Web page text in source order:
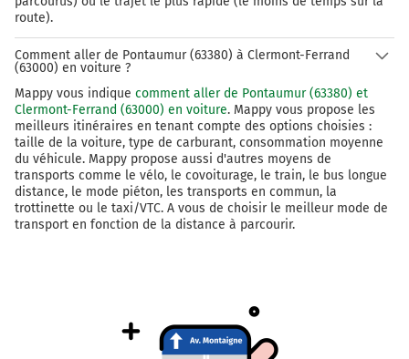
route).
Comment aller de Pontaumur (63380) à Clermont-Ferrand
(63000) en voiture ?
Mappy vous indique comment aller de Pontaumur (63380) et
Clermont-Ferrand (63000) en voiture. Mappy vous propose les
meilleurs itinéraires en tenant compte des options choisies :
taille de la voiture, type de carburant, consommation moyenne
du véhicule. Mappy propose aussi d'autres moyens de
transports comme le vélo, le covoiturage, le train, le bus longue
distance, le mode piéton, les transports en commun, la
trottinette ou le taxi/VTC. A vous de choisir le meilleur mode de
transport en fonction de la distance à parcourir.